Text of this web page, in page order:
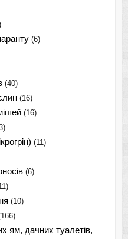
(6)
(40)
(16)
(16)
(11)
(6)
(10)
ям, дачних туалетів,